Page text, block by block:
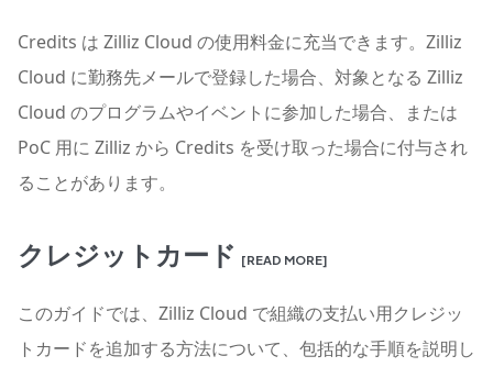
Credits は Zilliz Cloud の使用料金に充当できます。Zilliz
Cloud に勤務先メールで登録した場合、対象となる Zilliz
Cloud のプログラムやイベントに参加した場合、または
PoC 用に Zilliz から Credits を受け取った場合に付与され
ることがあります。
クレジットカード [READ MORE]
このガイドでは、Zilliz Cloud で組織の支払い用クレジッ
トカードを追加する方法について、包括的な手順を説明し